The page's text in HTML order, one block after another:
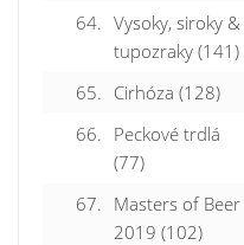
64. Vysoky, siroky &
tupozraky (141)
65. Cirhóza (128)
66. Peckové trdlá
(77)
67. Masters of Beer
2019 (102)